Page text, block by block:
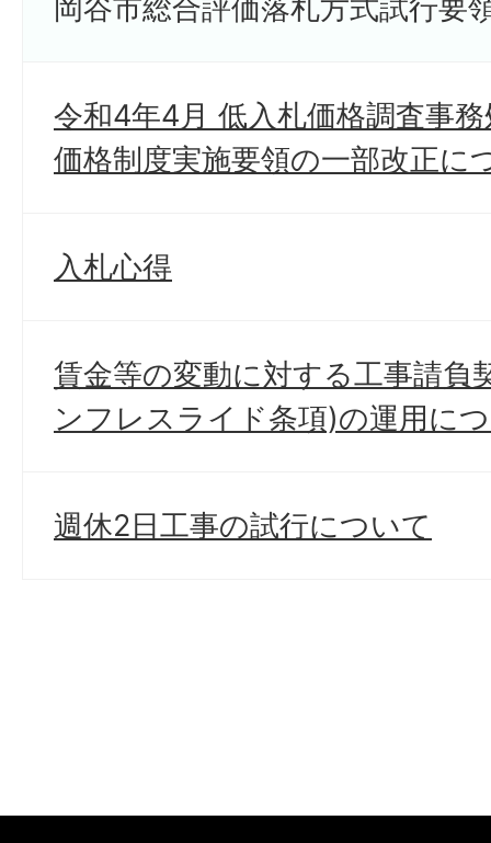
岡谷市総合評価落札方式試行要
令和4年4月 低入札価格調査事
価格制度実施要領の一部改正に
入札心得
賃金等の変動に対する工事請負
ンフレスライド条項)の運用に
週休2日工事の試行について